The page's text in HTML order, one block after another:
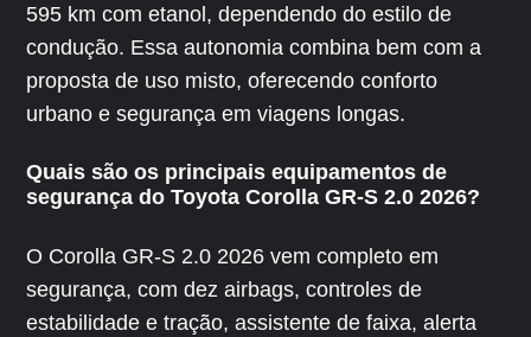
595 km com etanol, dependendo do estilo de
condução. Essa autonomia combina bem com a
proposta de uso misto, oferecendo conforto
urbano e segurança em viagens longas.
Quais são os principais equipamentos de
segurança do Toyota Corolla GR-S 2.0 2026?
O Corolla GR-S 2.0 2026 vem completo em
segurança, com dez airbags, controles de
estabilidade e tração, assistente de faixa, alerta